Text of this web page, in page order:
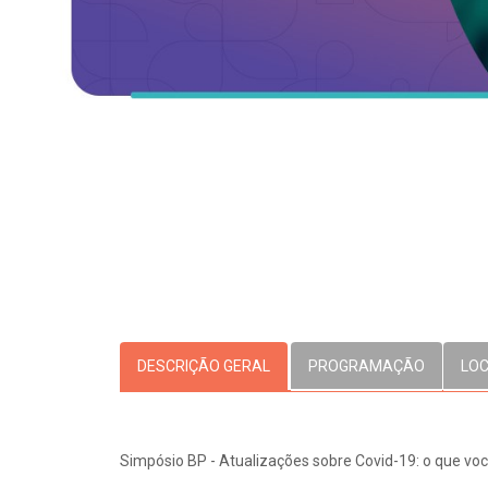
DESCRIÇÃO GERAL
Simpósio BP - Atualizações sobre Covid-19: o que
PROGRAMAÇÃO